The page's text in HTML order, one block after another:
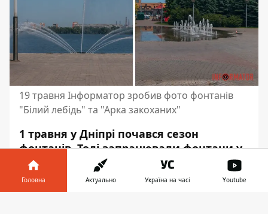
19 травня Інформатор зробив фото фонтанів
"Білий лебідь" та "Арка закоханих"
1 травня у Дніпрі почався сезон
фонтанів. Тоді запрацювали фонтани у
Сквері Героїв, біля оперного театру,
“Водна сфера” на Січеславській
Набережній, у парку Шевченка, на
Головна Актуально Україна на часі Youtube